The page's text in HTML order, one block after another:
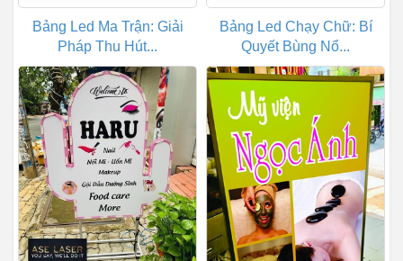
Bảng Led Ma Trận: Giải
Pháp Thu Hút...
Bảng Led Chạy Chữ: Bí
Quyết Bùng Nổ...